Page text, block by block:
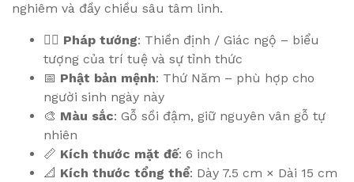
nghiêm và đầy chiều sâu tâm linh.
🧘‍♂️ Pháp tướng: Thiền định / Giác ngộ – biểu
tượng của trí tuệ và sự tỉnh thức
📅 Phật bản mệnh: Thứ Năm – phù hợp cho
người sinh ngày này
🎨 Màu sắc: Gỗ sồi đậm, giữ nguyên vân gỗ tự
nhiên
📏 Kích thước mặt đế: 6 inch
📐 Kích thước tổng thể: Dày 7.5 cm × Dài 15 cm